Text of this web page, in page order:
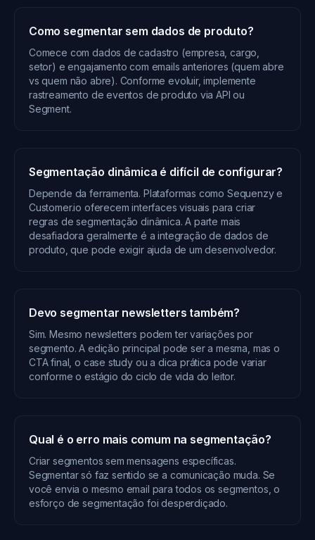
Como segmentar sem dados de produto?
Comece com dados de cadastro (empresa, cargo,
setor) e engajamento com emails anteriores (quem abre
vs quem não abre). Conforme evoluir, implemente
rastreamento de eventos de produto via API ou
Segment.
Segmentação dinâmica é difícil de configurar?
Depende da ferramenta. Plataformas como Sequenzy e
Customer.io oferecem interfaces visuais para criar
regras de segmentação dinâmica. A parte mais
desafiadora geralmente é a integração de dados de
produto, que pode exigir ajuda de um desenvolvedor.
Devo segmentar newsletters também?
Sim. Mesmo newsletters podem ter variações por
segmento. A edição principal pode ser a mesma, mas o
CTA final, o case study ou a dica prática pode variar
conforme o estágio do ciclo de vida do leitor.
Qual é o erro mais comum na segmentação?
Criar segmentos sem mensagens específicas.
Segmentar só faz sentido se a comunicação muda. Se
você envia o mesmo email para todos os segmentos, o
esforço de segmentação foi desperdiçado.